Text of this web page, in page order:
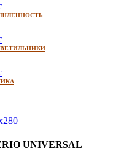
UNIVERSAL